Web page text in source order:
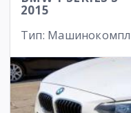
2015
Тип: